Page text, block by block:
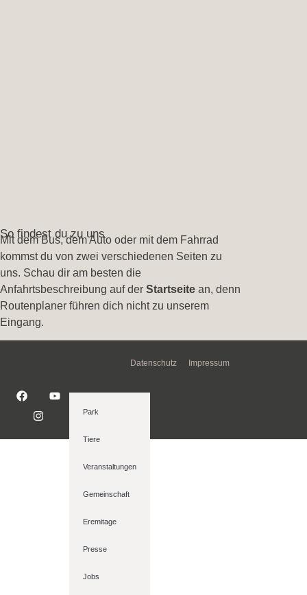
So findest du zu uns
Mit dem Bus, dem Auto oder mit dem Fahrrad
kommst du von zwei verschiedenen Seiten zu
uns. Schau dir am besten die
Anfahrtsbeschreibung auf der Startseite an, denn
Routenplaner führen dich nicht zu unserem
Eingang.
Park
Tiere
Veranstaltungen
Gemeinschaft
Eremitage
Presse
Jobs
Datenschutz Impressum